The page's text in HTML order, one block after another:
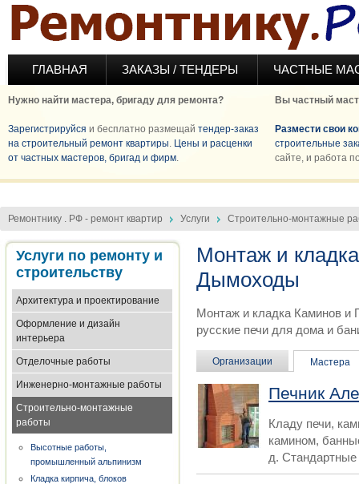
Перейти к основному содержанию
ГЛАВНАЯ ЗАКАЗЫ / ТЕНДЕРЫ ЧАСТНЫЕ
Нужно найти мастера, бригаду для ремонта?
Зарегистрируйся и бесплатно размещай тендер-заказ
на строительный ремонт квартиры. Цены и расценки
от частных мастеров, бригад и фирм.
Вы частный
Размести свои
строительные
сайте, и работа
Ремонтнику . РФ - ремонт квартир Услуги Строительно-монтажные
Услуги по ремонту и
строительству
Архитектура и проектирование
Оформление и дизайн
интерьера
Отделочные работы
Инженерно-монтажные работы
Строительно-монтажные
работы
Высотные работы,
промышленный альпинизм
Кладка кирпича, блоков
Монтаж и
Дымоходы
Монтаж и кладка Каминов и
русские печи для дома и
Организации Мастера
Печник
Кладу печи,
камином,
д. Стандартные